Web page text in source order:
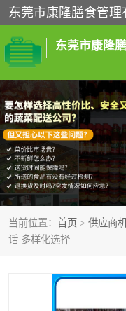
东莞市康隆
当前位置： 首页 > 供应商
话 多样化选择
食堂承包
粮油配送
海鲜配送
调料配送